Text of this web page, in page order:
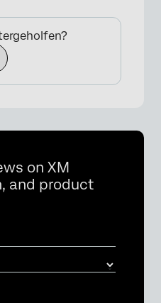
on XM
and product